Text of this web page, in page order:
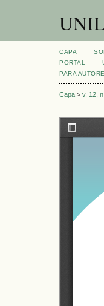
CAPA
PORTAL
PARA
Capa > v. 12,